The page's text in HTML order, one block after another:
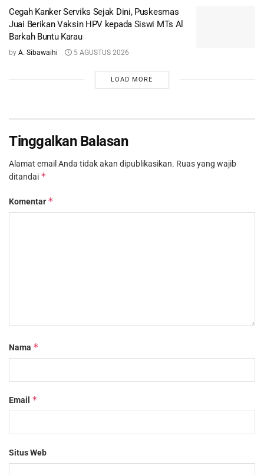
Cegah Kanker Serviks Sejak Dini, Puskesmas
Juai Berikan Vaksin HPV kepada Siswi MTs Al
Barkah Buntu Karau
by A. Sibawaihi 5 AGUSTUS 2026
LOAD MORE
Tinggalkan Balasan
Alamat email Anda tidak akan dipublikasikan. Ruas yang wajib
ditandai *
Komentar *
Nama *
Email *
Situs Web